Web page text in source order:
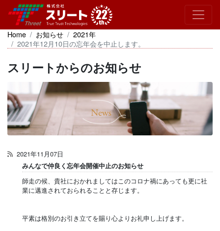
Home お知らせ
2021年
2021年12月10日の忘年会を中止します。
スリートからのお知らせ
2021年11月07日
みんなで仲良く忘年会開催中止のお知らせ
師走の候、貴社におかれましてはこのコロナ禍にあっても更に社
業に邁進されておられることと存じます。
平素は格別のお引き立てを賜り心よりお礼申し上げます。